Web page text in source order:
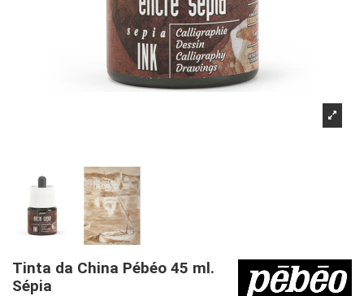
Tinta da China Pébéo 45 ml.
Sépia